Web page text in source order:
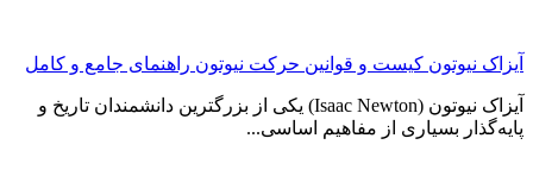
آیزاک نیوتون کیست و قوانین حرکت نیوتون راهنمای جامع و کامل
آیزاک نیوتون (Isaac Newton) یکی از بزرگترین دانشمندان تاریخ و
پایه‌گذار بسیاری از مفاهیم اساسی...